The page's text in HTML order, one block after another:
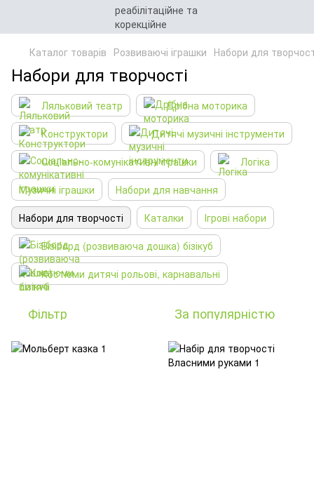
Каталог товарів Розвиваючі іграшки Набори для
Набори для творчості
Ляльковий театр
Дрібна моторика
Конструктори
Дитячі музичні інструменти
Соціально-комунікативні іграшки
Логіка
Музичні іграшки
Набори для навчання
Набори для творчості
Каталки
Ігрові набори
Бізіборд (розвиваюча дошка) бізікуб
Костюми дитячі рольові, карнавальні
Фільтр За популярністю